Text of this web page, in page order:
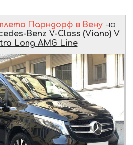
Парндорф в Вену на
Benz V-Class (Viano) V
Long AMG Line